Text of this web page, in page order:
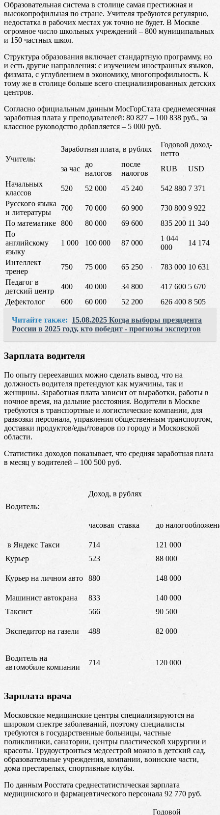
Образовательная система в столице самая престижная и
высокопрофильная по стране. Учителя требуются регулярно,
недостатка в рабочих местах уж точно не будет. В Москве
огромное число школьных учреждений – 800 муниципальных
и 150 частных школ.
Структура образования включает стандартную программу, но
и есть другие направления: с изучением иностранных языков,
физмата, с углублением в экономику, многопрофильность. К
тому же в столице больше всего специализированных детских
центров.
Согласно официальным данным МосГорСтата среднемесячная
заработная плата у преподавателей: 80 827 – 100 838 руб., за
классное руководство добавляется – 5 000 руб.
Учитель:
Заработная плата, в рублях
Годовой доход-
нетто
за час
до
налогов
после
налогов
RUB
USD
Начальных
классов
520 52 000 45 240 542 880 7 371
Русского языка
и литературы
700 70 000 60 900 730 800 9 922
По математике 800 80 000 69 600 835 200 11 340
По
английскому
языку
1 000 100 000 87 000
1 044
000
14 174
Интеллект
тренер
750 75 000 65 250 783 000 10 631
Педагог в
детский центр
400 40 000 34 800 417 600 5 670
Дефектолог
600 60 000 52 200 626 400 8 505
Читайте также: 15.08.2025 Когда выборы президента
России в 2025 году, кто победит - прогнозы экспертов
Зарплата водителя
По опыту переехавших можно сделать вывод, что на
должность водителя претендуют как мужчины, так и
женщины. Заработная плата зависит от выработки, работы в
ночное время, на дальние расстояния. Водители в Москве
требуются в транспортные и логистические компании, для
развозки персонала, управления общественным транспортом,
доставки продуктов/еды/товаров по городу и Московской
области.
Статистика доходов показывает, что средняя заработная плата
в месяц у водителей – 100 500 руб.
Водитель:
Доход, в рублях
часовая ставка до
в Яндекс Такси 714
121 000
Курьер
523 88 000
Курьер на личном авто 880 148 000
Машинист автокрана 833
140 000
Таксист
566 90 500
Экспедитор на газели 488 82 000
Водитель на
автомобиле компании
714 120 000
Зарплата врача
Московские медицинские центры специализируются на
широком спектре заболеваний, поэтому специалисты
требуются в государственные больницы, частные
поликлиники, санатории, центры пластической хирургии и
красоты. Трудоустроиться медсестрой можно в детский сад,
образовательные учреждения, компании, воинские части,
дома престарелых, спортивные клубы.
По данным Росстата среднестатистическая зарплата
медицинского и фармацевтического персонала 92 770 руб.
Годовой